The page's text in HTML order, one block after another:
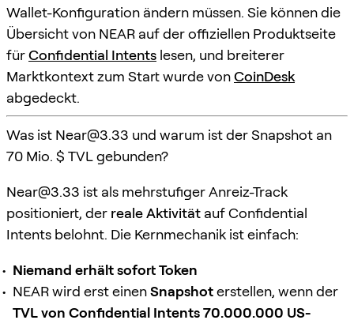
Wallet-Konfiguration ändern müssen. Sie können die
Übersicht von NEAR auf der offiziellen Produktseite
fürConfidential Intents lesen, und breiterer
Marktkontext zum Start wurde vonCoinDesk
abgedeckt.
Was ist Near@3.33 und warum ist der Snapshot an
70 Mio. $ TVL gebunden?
Near@3.33 ist als mehrstufiger Anreiz-Track
positioniert, der reale Aktivität auf Confidential
Intents belohnt. Die Kernmechanik ist einfach:
Niemand erhält sofort Token
NEAR wird erst einenSnapshoterstellen, wenn der
TVL von Confidential Intents 70.000.000 US-